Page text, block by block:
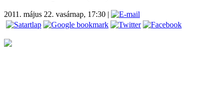
2011. május 22. vasárnap, 17:30 |